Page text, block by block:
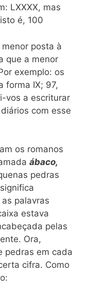
LXXXX, mas
é, 100
posta à
que a menor
exemplo: os
forma IX; 97,
vos a escriturar
com esse
os romanos
ábaco,
pedras
palavras
estava
pelas
Ora,
pedras em cada
cifra. Como